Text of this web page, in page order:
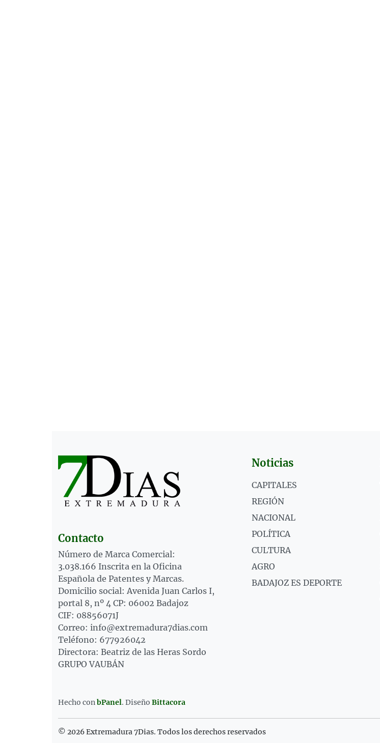
Contacto
Número de Marca Comercial:
3.038.166 Inscrita en la Oficina
Española de Patentes y Marcas.
Domicilio social: Avenida Juan Carlos I,
portal 8, nº 4 CP: 06002 Badajoz
CIF: 08856071J
Correo: info@extremadura7dias.com
Teléfono: 677926042
Directora: Beatriz de las Heras Sordo
GRUPO VAUBÁN
Noticias
CAPITALES
REGIÓN
NACIONAL
POLÍTICA
CULTURA
AGRO
BADAJOZ ES DEPORTE
Hecho con bPanel. Diseño Bittacora
© 2026 Extremadura 7Dias. Todos los derechos reservados